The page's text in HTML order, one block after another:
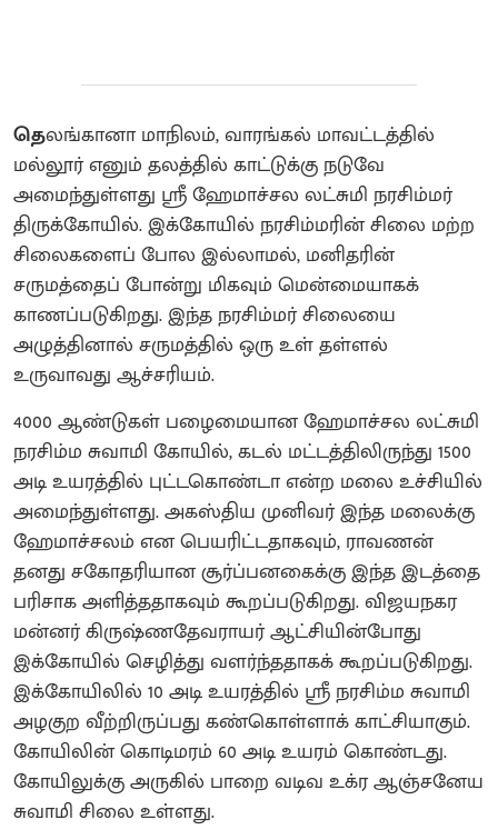
தெலங்கானா மாநிலம், வாரங்கல் மாவட்டத்தில்
மல்லூர் எனும் தலத்தில் காட்டுக்கு நடுவே
அமைந்துள்ளது ஸ்ரீ ஹேமாச்சல லட்சுமி நரசிம்மர்
திருக்கோயில். இக்கோயில் நரசிம்மரின் சிலை மற்ற
சிலைகளைப் போல இல்லாமல், மனிதரின்
சருமத்தைப் போன்று மிகவும் மென்மையாகக்
காணப்படுகிறது. இந்த நரசிம்மர் சிலையை
அழுத்தினால் சருமத்தில் ஒரு உள் தள்ளல்
உருவாவது ஆச்சரியம்.
4000 ஆண்டுகள் பழைமையான ஹேமாச்சல லட்சுமி
நரசிம்ம சுவாமி கோயில், கடல் மட்டத்திலிருந்து 1500
அடி உயரத்தில் புட்டகொண்டா என்ற மலை உச்சியில்
அமைந்துள்ளது. அகஸ்திய முனிவர் இந்த மலைக்கு
ஹேமாச்சலம் என பெயரிட்டதாகவும், ராவணன்
தனது சகோதரியான சூர்ப்பனகைக்கு இந்த இடத்தை
பரிசாக அளித்ததாகவும் கூறப்படுகிறது. விஜயநகர
மன்னர் கிருஷ்ணதேவராயர் ஆட்சியின்போது
இக்கோயில் செழித்து வளர்ந்ததாகக் கூறப்படுகிறது.
இக்கோயிலில் 10 அடி உயரத்தில் ஸ்ரீ நரசிம்ம சுவாமி
அழகுற வீற்றிருப்பது கண்கொள்ளாக் காட்சியாகும்.
கோயிலின் கொடிமரம் 60 அடி உயரம் கொண்டது.
கோயிலுக்கு அருகில் பாறை வடிவ உக்ர ஆஞ்சனேய
சுவாமி சிலை உள்ளது.